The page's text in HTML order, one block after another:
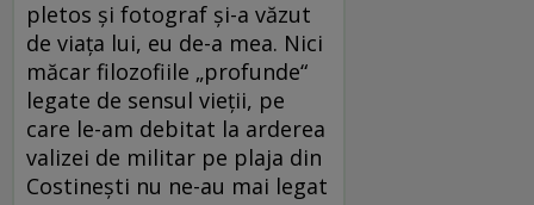
pletos și fotograf și-a văzut
de viața lui, eu de-a mea. Nici
măcar filozofiile „profunde“
legate de sensul vieții, pe
care le-am debitat la arderea
valizei de militar pe plaja din
Costinești nu ne-au mai legat